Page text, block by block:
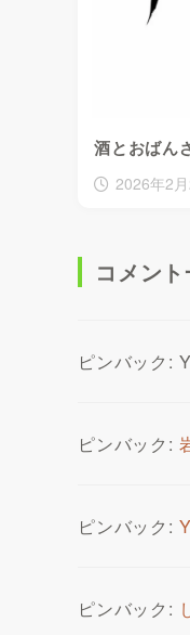
酒とおばん
2026年2
コメント
ピンバック:
ピンバック:
ピンバック:
ピンバック: